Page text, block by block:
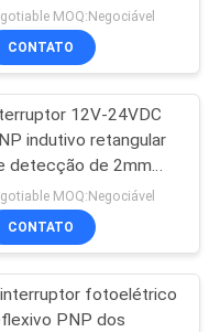
20
26
prende o
ajustável de
MOQ:Negociável
CONTATO
12V-24VDC
indutivo retangular
detecção de 2mm
NENHUM
MOQ:Negociável
CONTATO
fotoelétrico
PNP dos